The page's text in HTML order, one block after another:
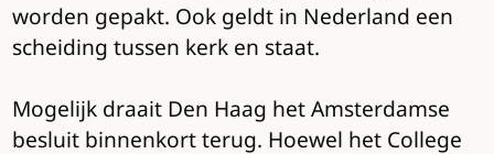
worden gepakt. Ook geldt in Nederland een
scheiding tussen kerk en staat.
Mogelijk draait Den Haag het Amsterdamse
besluit binnenkort terug. Hoewel het College